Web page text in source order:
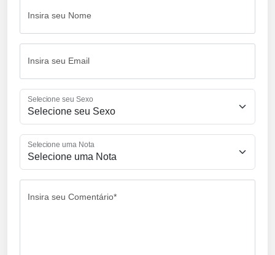
Insira seu Nome
Insira seu Email
Selecione seu Sexo
Selecione uma Nota
Insira seu Comentário*